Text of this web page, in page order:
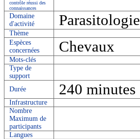
contrôle réussi des
connaissances
Domaine
d'activité
Parasitologie
Thème
Espèces
concernées
Chevaux
Mots-clés
Type de
support
Durée
240 minutes
Infrastructure
Nombre
Maximum de
participants
Langues